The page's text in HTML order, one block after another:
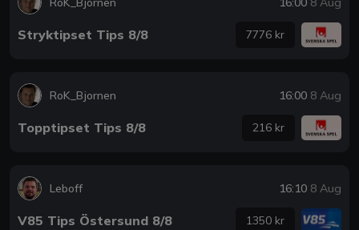
Stryktipset Tips 8/8 7776 kr
RoK_Bjornen 16:00 8 Aug
Topptipset Tips 8/8 216 kr
Leboff 16:10 8 Aug
V85 Tips Östersund 8/8 1350 kr